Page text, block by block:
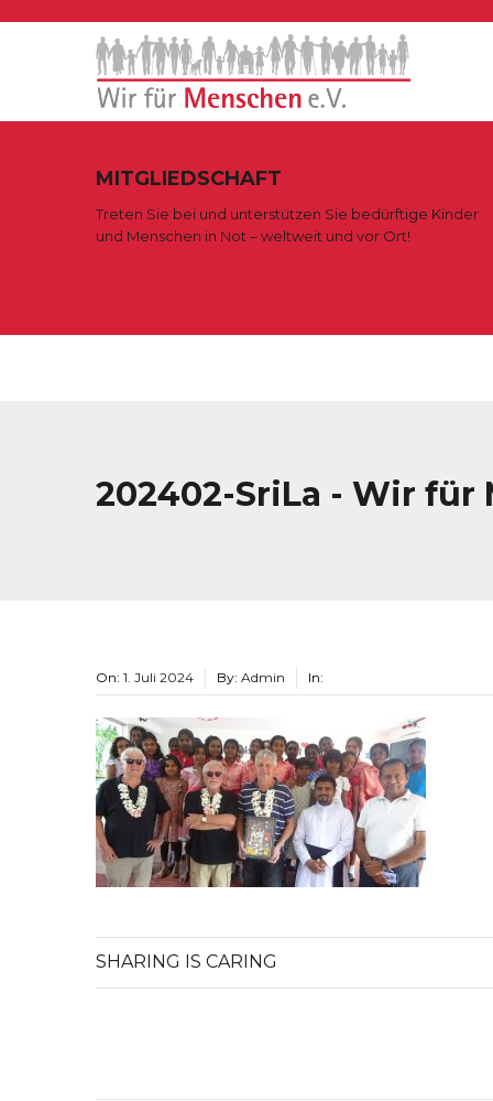
MITGLIEDSCHAFT
Treten Sie bei und unterstützen Sie bedürftige Kinder
und Menschen in Not – weltweit und vor Ort!
202402-SriLa - Wir für
On: 1. Juli 2024 By: Admin In:
SHARING IS CARING